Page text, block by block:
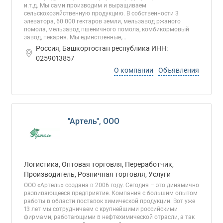
и.т.д. Мы сами производим и выращиваем
сельскохозяйственную продукцию. В собственности 3
элеватора, 60 000 гектаров земли, мельзавод ржаного
помола, мельзавод пшеничного помола, комбикормовый
завод, пекарня. Мы единственные,...
Россия, Башкортостан республика ИНН:
0259013857
О компании
Объявления
"Артель", ООО
Логистика, Оптовая торговля, Переработчик,
Производитель, Розничная торговля, Услуги
ООО «Артель» создана в 2006 году. Сегодня – это динамично
развивающееся предприятие. Компания с большим опытом
работы в области поставок химической продукции. Вот уже
13 лет мы сотрудничаем с крупнейшими российскими
фирмами, работающими в нефтехимической отрасли, а так